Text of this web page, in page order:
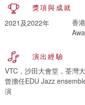
獎項與成就
2021及2022年
香
演出經驗
VTC，沙田大會堂，荃灣
曾擔任EDU Jazz
演